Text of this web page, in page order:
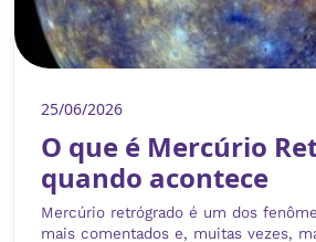
25/06/2026
O que é Mercúrio
quando acontece
Mercúrio retrógrado é um dos
mais comentados e, muitas vezes,